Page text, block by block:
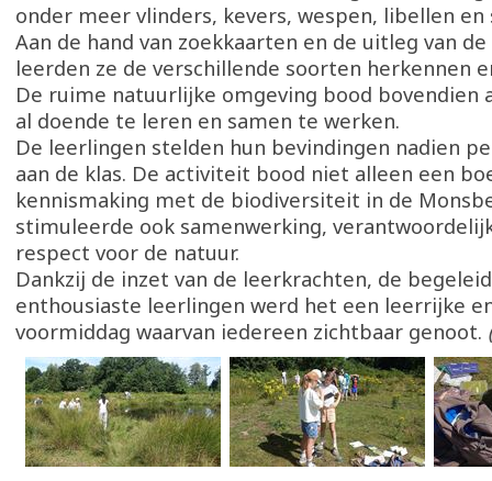
onder meer vlinders, kevers, wespen, libellen en
Aan de hand van zoekkaarten en de uitleg van
leerden ze de verschillende soorten herkennen
De ruime natuurlijke omgeving bood bovendien
al doende te leren en samen te werken.
De leerlingen stelden hun bevindingen nadien
aan de klas. De activiteit bood niet alleen een
kennismaking met de biodiversiteit in de
stimuleerde ook samenwerking,
respect voor de natuur.
Dankzij de inzet van de leerkrachten, de
enthousiaste leerlingen werd het een leerrijke
voormiddag waarvan iedereen zichtbaar genoot.